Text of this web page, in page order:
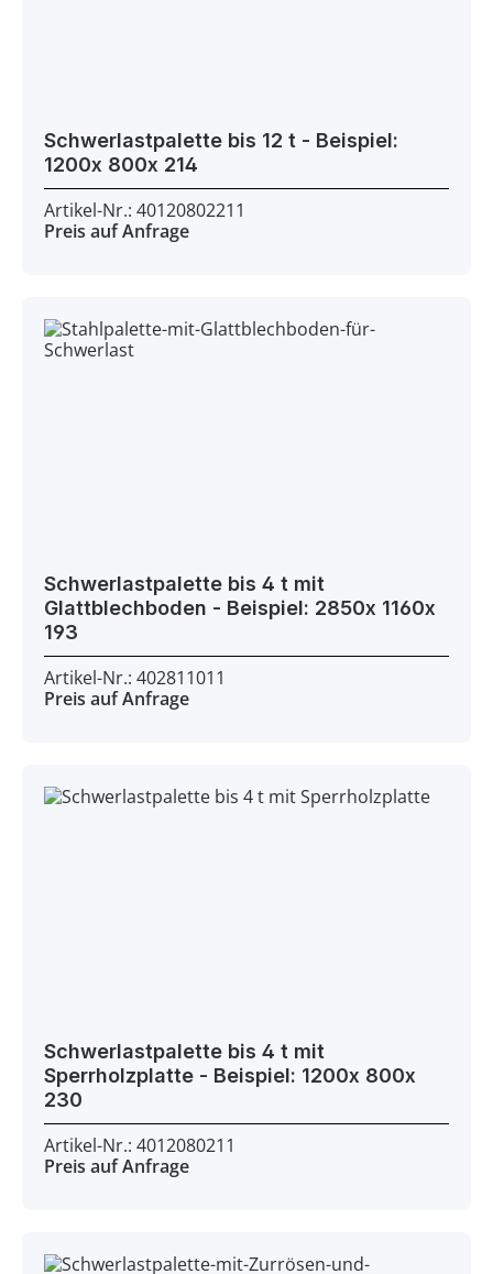
Schwerlastpalette bis 12 t - Beispiel:
1200x 800x 214
Artikel-Nr.: 40120802211
Preis auf Anfrage
Schwerlastpalette bis 4 t mit
Glattblechboden - Beispiel: 2850x 1160x
193
Artikel-Nr.: 402811011
Preis auf Anfrage
Schwerlastpalette bis 4 t mit
Sperrholzplatte - Beispiel: 1200x 800x
230
Artikel-Nr.: 4012080211
Preis auf Anfrage